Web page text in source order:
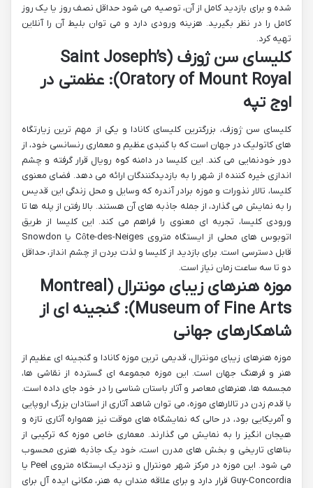
شده و برای بازدید کامل از آن، توصیه می شود حداقل نصف روز یا یک روز
کامل را در نظر بگیرید. هزینه ورودی دارد و می توان بلیط آن را آنلاین
تهیه کرد.
کلیسای سن ژوزف (Saint Joseph’s
Oratory of Mount Royal): عظمتی در
اوج تپه
کلیسای سن ژوزف، بزرگترین کلیسای کانادا و یکی از مهم ترین زیارتگاه
های کاتولیک در جهان است که با گنبدی عظیم و معماری رنسانسی خود، از
دور خودنمایی می کند. این کلیسا در دامنه کوه رویال قرار گرفته و چشم
اندازی خیره کننده از شهر را به بازدیدکنندگان ارائه می دهد. فضای معنوی
کلیسا، تالار نذورات و موزه برادر آندره که وسایل و محل زندگی این قدیس
را به نمایش می گذارد، از جمله جاذبه های آن هستند. بالا رفتن از پله ها تا
ورودی کلیسا، تجربه ای معنوی را فراهم می کند. این کلیسا از طریق
اتوبوس های محلی از ایستگاه متروی Côte-des-Neiges یا Snowdon
قابل دسترسی است. برای بازدید از کلیسا و لذت بردن از چشم انداز، حداقل
دو تا سه ساعت زمان نیاز است.
موزه هنرهای زیبای مونترال (Montreal
Museum of Fine Arts): گنجینه ای از
شاهکارهای جهانی
موزه هنرهای زیبای مونترال، قدیمی ترین موزه کانادا و گنجینه ای عظیم از
هنر و فرهنگ جهان است. این موزه مجموعه ای گسترده از نقاشی ها،
مجسمه ها، هنرهای معاصر و آثار باستان شناسی را در خود جای داده است.
با قدم زدن در تالارهای موزه، می توان شاهد آثاری از استادان بزرگ اروپایی
و آمریکایی بود، در حالی که نمایشگاه های موقت نیز همواره آثاری تازه و
هیجان انگیز را به نمایش می گذارند. معماری خاص موزه که ترکیبی از
بناهای تاریخی و بخش های مدرن است، خود یک جاذبه هنری محسوب
می شود. این موزه در مرکز شهر مونترال و نزدیک ایستگاه متروی Peel یا
Guy-Concordia قرار دارد و برای علاقه مندان به هنر، مکانی ایده آل برای